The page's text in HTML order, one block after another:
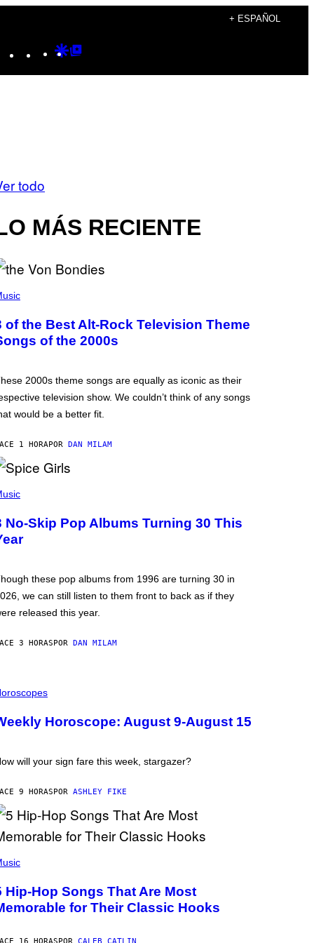
+ ESPAÑOL
Instagram
TikTokYouTube
Google
todo
MÁS RECIENTE
of the Best Alt-Rock Television Theme
of the 2000s
2000s theme songs are equally as iconic as their
television show. We couldn’t think of any songs
would be a better fit.
1 HORAPOR DAN MILAM
No-Skip Pop Albums Turning 30 This
these pop albums from 1996 are turning 30 in
we can still listen to them front to back as if they
released this year.
3 HORAS POR DAN MILAM
Horoscope: August 9-August 15
will your sign fare this week, stargazer?
9 HORAS POR ASHLEY FIKE
Hip-Hop Songs That Are Most
for Their Classic Hooks